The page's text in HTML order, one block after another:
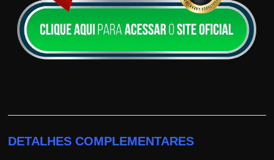
DETALHES COMPLEMENTARES